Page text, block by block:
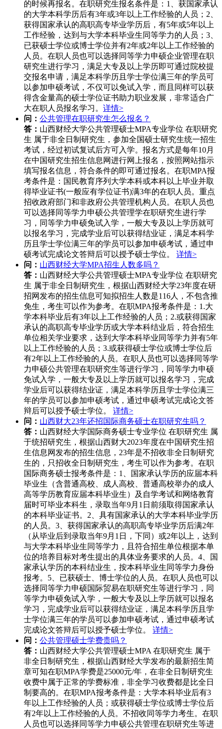
的时候再报名。在职研究生报名条件是：1、获国家承认
的大学本科学历后有3年或3年以上工作经验的人员；2、
获得国家承认的高职高专毕业学历后，有5年或5年以上
工作经验，达到与大学本科毕业生同等学力的人员；3、
已获硕士学位或博士学位并有2年或2年以上工作经验的
人员。在职人员也可以选择同等学力申硕企业管理在职
研究生进行学习，满足大专及以上学历即可通过院校提
交报名申请，满足本科学历且学士学位满三年的学员可
以参加申硕考试，不仅可以免试入学，而且同样可以获
得含金量高的硕士学位证书助力职业发展，非常适合广
大在职人员报名学习。 详情>
问： 公共管理在职研究生怎么报名？
答： 山西财经大学公共管理硕士MPA专业学位 在职研究
生 属于非全日制研究生，参加全国硕士研究生统一招生
考试，经过初试复试后方可入学。报名方式是每年10月
在中国研究生招生信息网进行网上报名，按照网站指示
填写报名信息，符合条件的即可通过报名。在职MPA报
考条件是：国民教育序列大学本科或本科以上毕业并取
得毕业证书(一般应有学位证书)满3年的在职人员。重点
招收政府部门和非政府公共管理机构人员。在职人员也
可以选择同等学力申硕公共管理学在职研究生进行学
习，同等学力申硕免试入学，一般大专及以上学历就可
以报名学习，完成学业后可以获得结业证，满足本科学
历且学士学位满三年的学员可以参加申硕考试，通过申
硕考试完成论文答辩后可以授予硕士学位。 详情>
问： 山西财经大学MPA招生人数多吗？
答： 山西财经大学公共管理硕士MPA专业学位 在职研究
生 属于非全日制研究生，根据山西财经大学23年度在研
招网发布的招生信息可知拟招生人数是116人，不包含推
免生，考生可以作为参考。在职MPA报考条件是：1.大
学本科毕业后有3年以上工作经验的人员；2.或获得国家
承认的高职高专毕业学历或大学本科结业后，符合招生
单位相关学业要求，达到大学本科毕业同等学力并有5年
以上工作经验的人员；3.或获得硕士学位或博士学位后
有2年以上工作经验的人员。在职人员也可以选择同等学
力申硕公共管理在职研究生等进行学习，同等学力申硕
免试入学，一般大专及以上学历就可以报名学习，完成
学业后可以获得结业证，满足本科学历且学士学位满三
年的学员可以参加申硕考试，通过申硕考试完成论文答
辩后可以授予硕士学位。 详情>
问： 山西财大23年还招国际商务硕士在职研究生吗？
答： 山西财经大学国际商务硕士专业学位 在职研究生 属
于统招研究生，根据山西财大2023年度在中国研究生招
生信息网发布的招生信息，23年是不招收非全日制研究
生的，只招收全日制研究生，考生可以作为参考。在职
国际商务硕士报考条件是：1、国家承认学历的应届本科
毕业生（含普通高校、成人高校、普通高校举办的成人
高等学历教育应届本科毕业生）及自学考试和网络教育
届时可毕业本科生，录取当年9月1日前须取得国家承认
的本科毕业证书。2、具有国家承认的大学本科毕业学历
的人员。3、获得国家承认的高职高专毕业学历后满2年
（从毕业后到录取当年9月1日，下同）或2年以上，达到
与大学本科毕业生同等学力，且符合招生单位根据本单
位的培养目标对考生提出的具体业务要求的人员。4、国
家承认学历的本科结业生，按本科毕业生同等学力身份
报考。5、已获硕士、博士学位的人员。在职人员也可以
选择同等学力申硕国际贸易在职研究生等进行学习，同
等学力申硕免试入学，一般大专及以上学历就可以报名
学习，完成学业后可以获得结业证，满足本科学历且学
士学位满三年的学员可以参加申硕考试，通过申硕考试
完成论文答辩后可以授予硕士学位。 详情>
问： 公共管理硕士学费贵吗？
答： 山西财经大学公共管理硕士MPA 在职研究生 属于
非全日制研究生，根据山西财经大学发布的最新招生简
章可知在职MPA学费是25000元/年，在非全日制研究生
收费中属于正常的学费标准，非全学习收费都是比全日
制要高的。在职MPA报考条件是：大学本科毕业后有3
年以上工作经验的人员；或获得硕士学位或博士学位后
有2年以上工作经验的人员。不招收同等学力考生。在职
人员也可以选择同等学力申硕公共管理在职研究生等进